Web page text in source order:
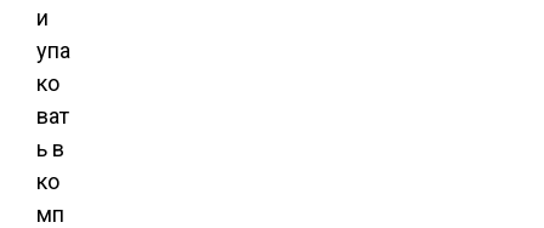
и
упа
ко
ват
ь в
ко
мп